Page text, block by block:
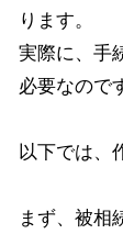
ります。
実際に、手
必要なので
以下では、
まず、被相